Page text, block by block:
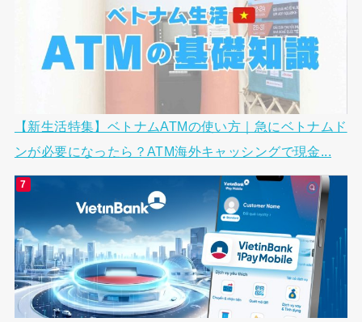
【新生活特集】ベトナムATMの使い方｜急にベトナムド
ンが必要になったら？ATM海外キャッシングで現金...